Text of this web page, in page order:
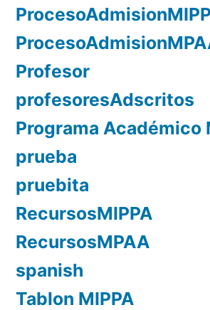
Profesor
profesoresAdscritos
Programa Académico
prueba
pruebita
RecursosMIPPA
RecursosMPAA
spanish
Tablon MIPPA